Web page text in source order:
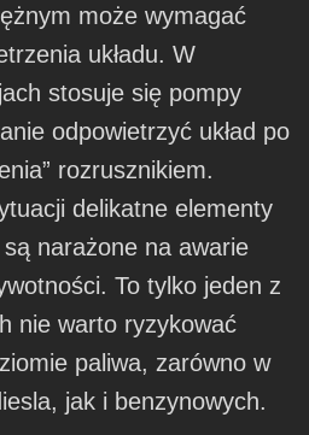
może wymagać
układu. W
stosuje się pompy
odpowietrzyć układ po
rozrusznikiem.
delikatne elementy
narażone na awarie
To tylko jeden z
nie warto ryzykować
paliwa, zarówno w
jak i benzynowych.